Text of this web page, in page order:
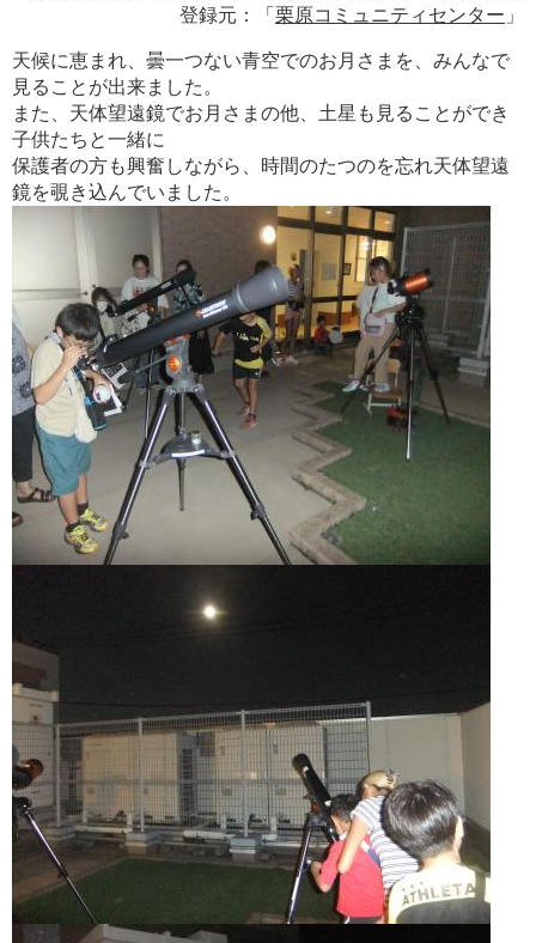
登録元：「 栗原コミュニティセンター 」
天候に恵まれ、曇一つない青空でのお月さまを、みんなで
見ることが出来ました。
また、天体望遠鏡でお月さまの他、土星も見ることができ
子供たちと一緒に
保護者の方も興奮しながら、時間のたつのを忘れ天体望遠
鏡を覗き込んでいました。